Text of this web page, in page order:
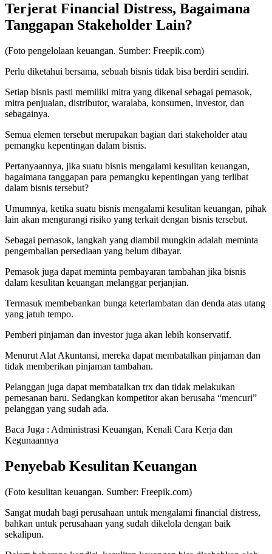
Terjerat Financial Distress, Bagaimana
Tanggapan Stakeholder Lain?
(Foto pengelolaan keuangan. Sumber: Freepik.com)
Perlu diketahui bersama, sebuah bisnis tidak bisa berdiri sendiri.
Setiap bisnis pasti memiliki mitra yang dikenal sebagai pemasok,
mitra penjualan, distributor, waralaba, konsumen, investor, dan
sebagainya.
Semua elemen tersebut merupakan bagian dari stakeholder atau
pemangku kepentingan dalam bisnis.
Pertanyaannya, jika suatu bisnis mengalami kesulitan keuangan,
bagaimana tanggapan para pemangku kepentingan yang terlibat
dalam bisnis tersebut?
Umumnya, ketika suatu bisnis mengalami kesulitan keuangan, pihak
lain akan mengurangi risiko yang terkait dengan bisnis tersebut.
Sebagai pemasok, langkah yang diambil mungkin adalah meminta
pengembalian persediaan yang belum dibayar.
Pemasok juga dapat meminta pembayaran tambahan jika bisnis
dalam kesulitan keuangan melanggar perjanjian.
Termasuk membebankan bunga keterlambatan dan denda atas utang
yang jatuh tempo.
Pemberi pinjaman dan investor juga akan lebih konservatif.
Menurut Alat Akuntansi, mereka dapat membatalkan pinjaman dan
tidak memberikan pinjaman tambahan.
Pelanggan juga dapat membatalkan trx dan tidak melakukan
pemesanan baru. Sedangkan kompetitor akan berusaha “mencuri”
pelanggan yang sudah ada.
Baca Juga : Administrasi Keuangan, Kenali Cara Kerja dan
Kegunaannya
Penyebab Kesulitan Keuangan
(Foto kesulitan keuangan. Sumber: Freepik.com)
Sangat mudah bagi perusahaan untuk mengalami financial distress,
bahkan untuk perusahaan yang sudah dikelola dengan baik
sekalipun.